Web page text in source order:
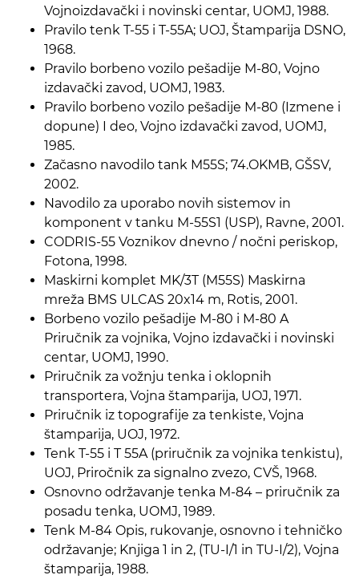
Vojnoizdavački i novinski centar, UOMJ, 1988.
Pravilo tenk T-55 i T-55A; UOJ, Štamparija DSNO,
1968.
Pravilo borbeno vozilo pešadije M-80, Vojno
izdavački zavod, UOMJ, 1983.
Pravilo borbeno vozilo pešadije M-80 (Izmene i
dopune) I deo, Vojno izdavački zavod, UOMJ,
1985.
Začasno navodilo tank M55S; 74.OKMB, GŠSV,
2002.
Navodilo za uporabo novih sistemov in
komponent v tanku M-55S1 (USP), Ravne, 2001.
CODRIS-55 Voznikov dnevno / nočni periskop,
Fotona, 1998.
Maskirni komplet MK/3T (M55S) Maskirna
mreža BMS ULCAS 20x14 m, Rotis, 2001.
Borbeno vozilo pešadije M-80 i M-80 A
Priručnik za vojnika, Vojno izdavački i novinski
centar, UOMJ, 1990.
Priručnik za vožnju tenka i oklopnih
transportera, Vojna štamparija, UOJ, 1971.
Priručnik iz topografije za tenkiste, Vojna
štamparija, UOJ, 1972.
Tenk T-55 i T 55A (priručnik za vojnika tenkistu),
UOJ, Priročnik za signalno zvezo, CVŠ, 1968.
Osnovno održavanje tenka M-84 – priručnik za
posadu tenka, UOMJ, 1989.
Tenk M-84 Opis, rukovanje, osnovno i tehničko
održavanje; Knjiga 1 in 2, (TU-I/1 in TU-I/2), Vojna
štamparija, 1988.